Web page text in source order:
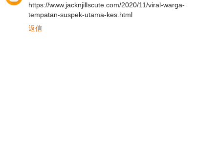
https://www.jacknjillscute.com/2020/11/viral-warga-
tempatan-suspek-utama-kes.html
返信